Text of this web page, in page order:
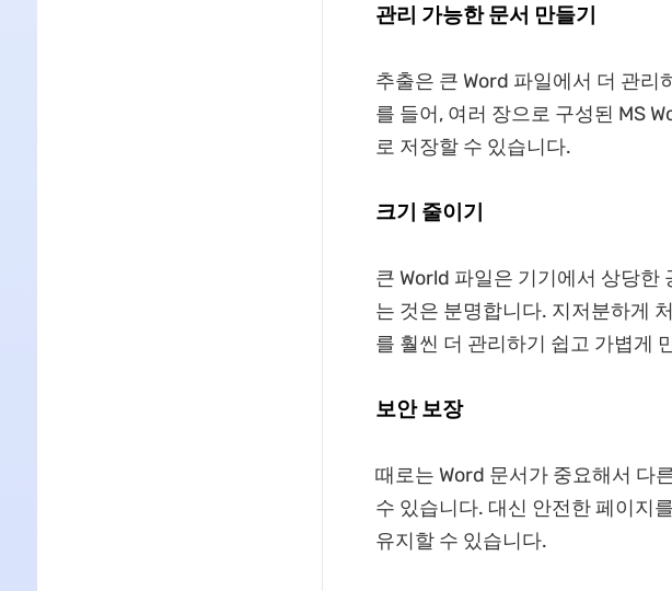
관리 가능한 문서 만들기
추출은 큰 Word 파일에서 더 관리
를 들어, 여러 장으로 구성된 MS
로 저장할 수 있습니다.
크기 줄이기
큰 World 파일은 기기에서 상당한
는 것은 분명합니다. 지저분하게
를 훨씬 더 관리하기 쉽고 가볍게
보안 보장
때로는 Word 문서가 중요해서 다
수 있습니다. 대신 안전한 페이지
유지할 수 있습니다.